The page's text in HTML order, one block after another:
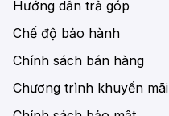
Hướng dẫn trả góp
Chế độ bảo hành
Chính sách bán hàng
Chương trình khuyến mãi